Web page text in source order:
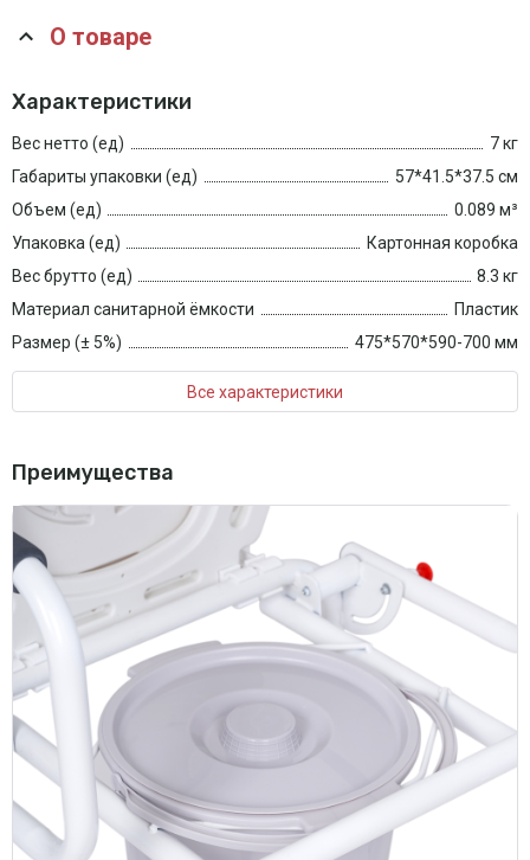
О товаре
Характеристики
Вес нетто (ед)
7 кг
Габариты упаковки (ед)
57*41.5*37.5 см
Объем (ед)
0.089 м³
Упаковка (ед)
Картонная коробка
Вес брутто (ед)
8.3 кг
Материал санитарной ёмкости
Пластик
Размер (± 5%)
475*570*590-700 мм
Все характеристики
Преимущества